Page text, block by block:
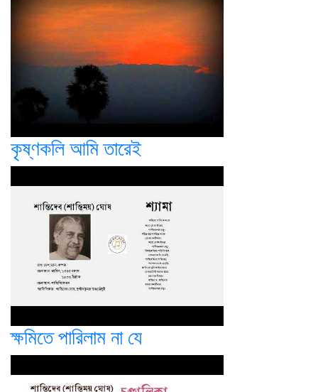
কৃষ্ণকলি আমি তারেই
ক্ষমিতে পারিলাম না যে